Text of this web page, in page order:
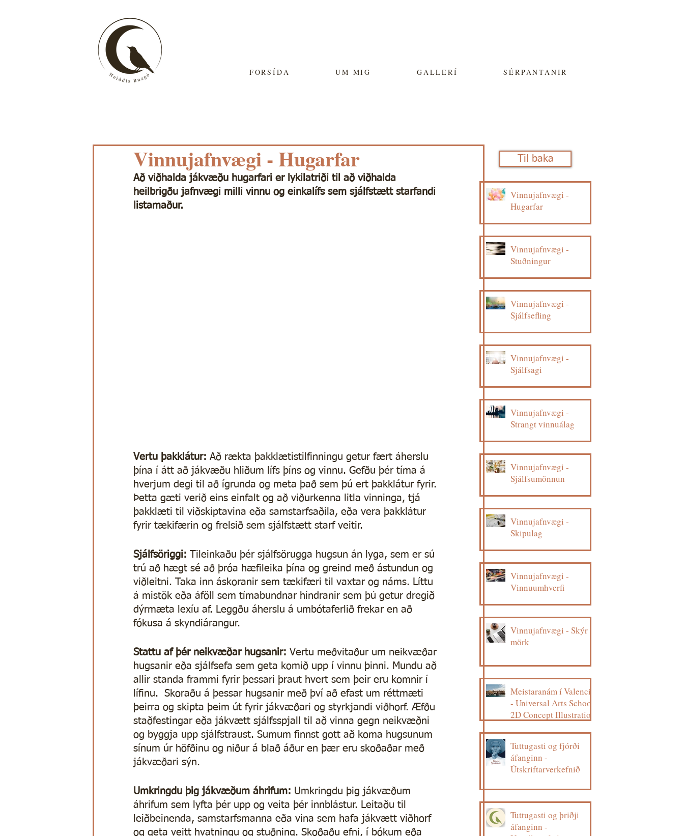
FORSÍÐA UM MIG GALLERÍ SÉRPANTANIR
Vinnujafnvægi - Hugarfar
Að viðhalda jákvæðu hugarfari er lykilatriði til að viðhalda
heilbrigðu jafnvægi milli vinnu og einkalífs sem sjálfstætt starfandi
listamaður.
Vertu þakklátur: Að rækta þakklætistilfinningu getur fært áherslu
þína í átt að jákvæðu hliðum lífs þíns og vinnu. Gefðu þér tíma á
hverjum degi til að ígrunda og meta það sem þú ert þakklátur fyrir.
Þetta gæti verið eins einfalt og að viðurkenna litla vinninga, tjá
þakklæti til viðskiptavina eða samstarfsaðila, eða vera þakklátur
fyrir tækifærin og frelsið sem sjálfstætt starf veitir.
Sjálfsöriggi: Tileinkaðu þér sjálfsörugga hugsun án lyga, sem er sú
trú að hægt sé að þróa hæfileika þína og greind með ástundun og
viðleitni. Taka inn áskoranir sem tækifæri til vaxtar og náms. Líttu
á mistök eða áföll sem tímabundnar hindranir sem þú getur dregið
dýrmæta lexíu af. Leggðu áherslu á umbótaferlið frekar en að
fókusa á skyndiárangur.
Stattu af þér neikvæðar hugsanir: Vertu meðvitaður um neikvæðar
hugsanir eða sjálfsefa sem geta komið upp í vinnu þinni. Mundu að
allir standa frammi fyrir þessari þraut hvert sem þeir eru komnir í
lífinu.  Skoraðu á þessar hugsanir með því að efast um réttmæti
þeirra og skipta þeim út fyrir jákvæðari og styrkjandi viðhorf. Æfðu
staðfestingar eða jákvætt sjálfsspjall til að vinna gegn neikvæðni
og byggja upp sjálfstraust. Sumum finnst gott að koma hugsunum
sínum úr höfðinu og niður á blað áður en þær eru skoðaðar með
jákvæðari sýn.
Umkringdu þig jákvæðum áhrifum: Umkringdu þig jákvæðum
áhrifum sem lyfta þér upp og veita þér innblástur. Leitaðu til
leiðbeinenda, samstarfsmanna eða vina sem hafa jákvætt viðhorf
og geta veitt hvatningu og stuðning. Skoðaðu efni, í bókum eða
Vinnujafnvægi -
Hugarfar
Vinnujafnvægi -
Stuðningur
Vinnujafnvægi -
Sjálfsefling
Vinnujafnvægi -
Sjálfsagi
Vinnujafnvægi -
Strangt vinnuálag
Vinnujafnvægi -
Sjálfsumönnun
Vinnujafnvægi -
Skipulag
Vinnujafnvægi -
Vinnuumhverfi
Vinnujafnvægi - Skýr
mörk
Meistaranám í Valencia
- Universal Arts School,
2D Concept Illustration
Tuttugasti og fjórði
áfanginn -
Útskriftarverkefnið
Tuttugasti og þriðji
áfanginn -
Til baka